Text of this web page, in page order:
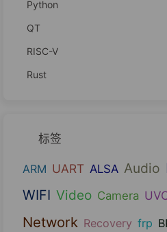
Python
QT
RISC-V
Rust
标签
ARM UART ALSA Audio
WIFI Video Camera
Network Recovery frp